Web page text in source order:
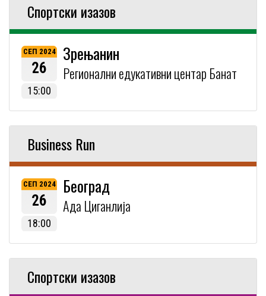
Спортски изазов
СЕП 2024
26
15:00
Зрењанин
Регионални едукативни центар Банат
Business Run
СЕП 2024
26
18:00
Београд
Ада Циганлија
Спортски изазов